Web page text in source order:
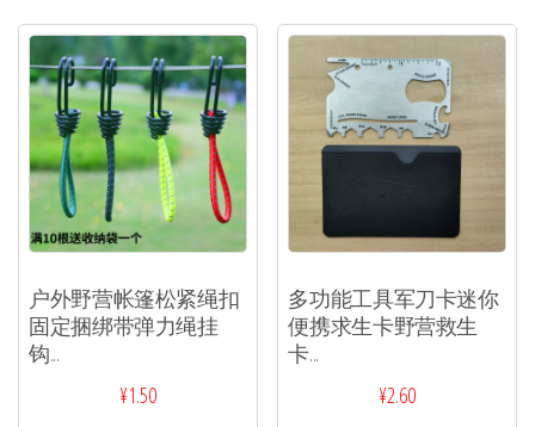
户外野营帐篷松紧绳扣
固定捆绑带弹力绳挂
钩...
¥1.50
多功能工具军刀卡迷你
便携求生卡野营救生
卡...
¥2.60